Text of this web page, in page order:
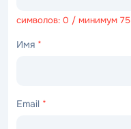
символов: 0 / минимум 75
Имя *
Email *